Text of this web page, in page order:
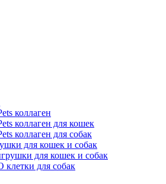
коллаген
коллаген для кошек
коллаген для собак
для кошек и собак
для кошек и собак
клетки для собак